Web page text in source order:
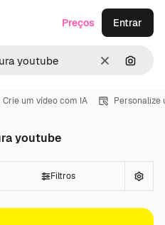
Limpar
Preços Entrar
Crie um vídeo com IA Personalize
youtube
Filtros